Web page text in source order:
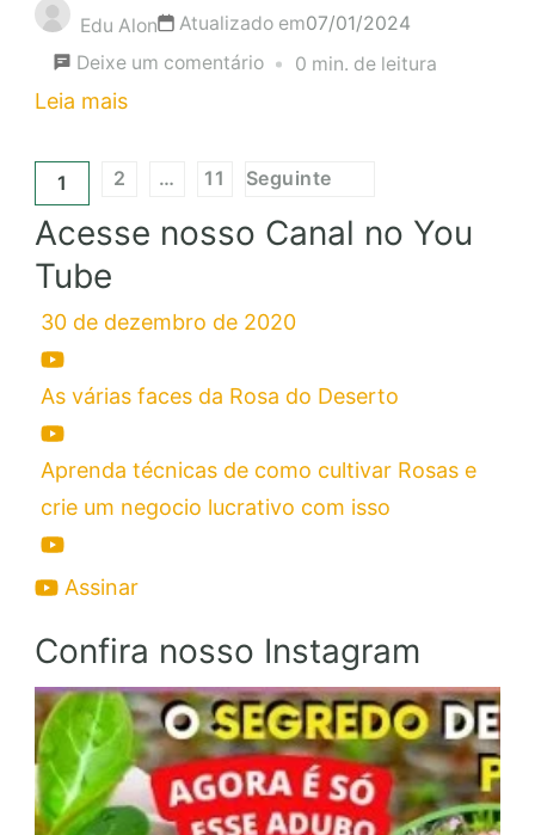
BOA
ADUBAÇÃO
Edu Alon Atualizado em07/01/2024
Deixe um comentárioem
que
queria
possuir
Rosas
deserto
0 min. de leitura
Leia mais
Paginação
de
posts
Página
1 2 …
Página
11 Seguinte
Acesse nosso Canal no You
Tube
30 de dezembro de 2020
As várias faces da Rosa do Deserto
Aprenda técnicas de como cultivar Rosas e
crie um negocio lucrativo com isso
Assinar
Confira nosso Instagram